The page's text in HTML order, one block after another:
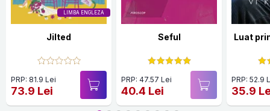
LIMBA ENGLEZA
Jilted
PRP: 81.9 Lei
73.9 Lei
Seful
PRP: 47.57 Lei
40.4 Lei
Luat
PRP: 52.9
35.9